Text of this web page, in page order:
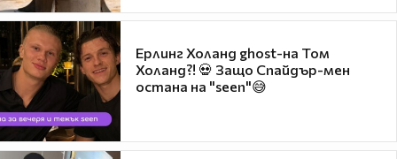
Ерлинг Холанд ghost-на Том
Холанд?! 💀 Защо Спайдър-мен
остана на "seen"😅